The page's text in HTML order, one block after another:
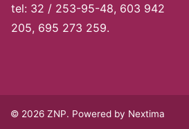
tel: 32 / 253-95-48, 603 942
205, 695 273 259.
© 2026 ZNP. Powered by Nextima